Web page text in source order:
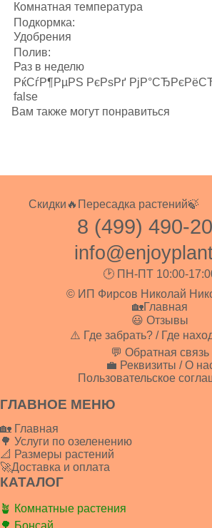
Комнатная температура
Подкормка:
Удобрения
Полив:
Раз в неделю
РќСѓР¶РµРЅ РєРѕРґ
false
Вам также могут понравиться
Скидки🔥 Пересадка растений🍃
8 (499) 490-
🕑 ПН-ПТ 10:00-
© ИП Фирсов Николай
🏡Главная
😃 Отзывы
⚠️ Где забрать? / Где
💬 Обратная связь
💼 Реквизиты / О
Пользовательское
ГЛАВНОЕ МЕНЮ
🏡 Главная
🌳 Услуги по озеленению
📐 Размеры растений
🚀Доставка и оплата
КАТАЛОГ
🪴 Комнатные растения
🌳 Бонсай